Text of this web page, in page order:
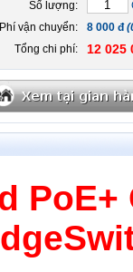
Số lượng:
Phí vận chuyển:
8 000 đ
Tổng chi phí:
12 025